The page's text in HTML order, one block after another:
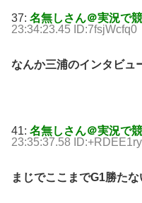
37: 名無しさん＠実況で
23:34:23.45 ID:7fsjWcfq0
なんか三浦のインタビュ
41: 名無しさん＠実況で
23:35:37.58
まじでここまでG1勝た